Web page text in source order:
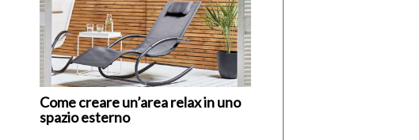
Come creare un’area relax in uno
spazio esterno
I
Vespri